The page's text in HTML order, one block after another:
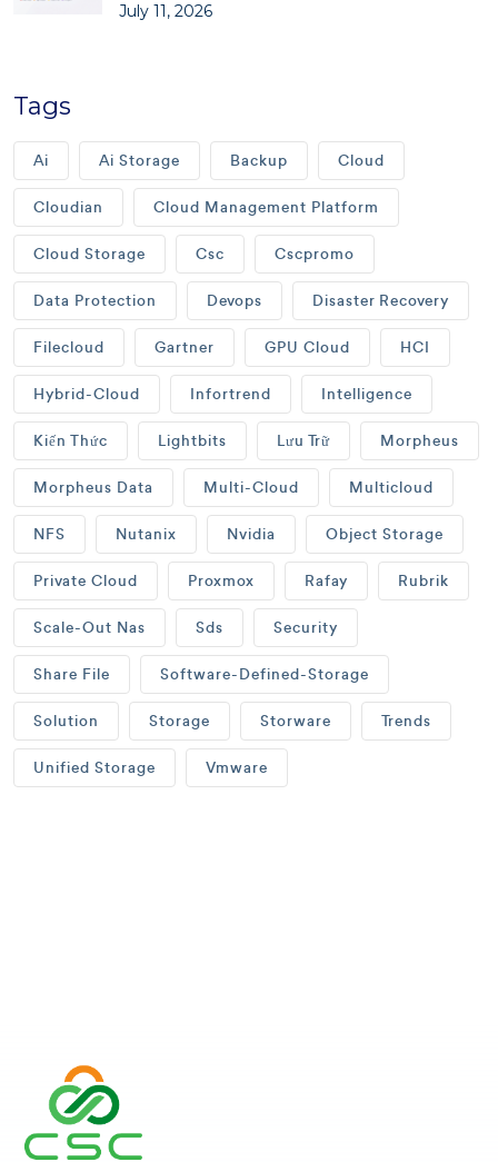
July 11, 2026
Tags
Ai Ai Storage Backup Cloud
Cloudian Cloud Management Platform
Cloud Storage Csc Cscpromo
Data Protection Devops Disaster Recovery
Filecloud Gartner GPU Cloud HCI
Hybrid-Cloud Infortrend Intelligence
Kiến Thức Lightbits Lưu Trữ Morpheus
Morpheus Data Multi-Cloud Multicloud
NFS Nutanix Nvidia Object Storage
Private Cloud Proxmox Rafay Rubrik
Scale-Out Nas Sds Security
Share File Software-Defined-Storage
Solution Storage Storware Trends
Unified Storage Vmware